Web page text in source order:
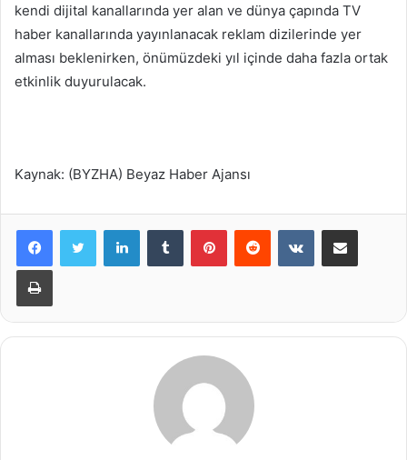
kendi dijital kanallarında yer alan ve dünya çapında TV
haber kanallarında yayınlanacak reklam dizilerinde yer
alması beklenirken, önümüzdeki yıl içinde daha fazla ortak
etkinlik duyurulacak.
Kaynak: (BYZHA) Beyaz Haber Ajansı
LinkedInTumblr PinterestReddit VKontakteE-Posta ile paylaş
Yazdır